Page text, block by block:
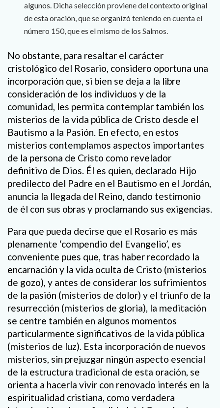
algunos. Dicha selección proviene del contexto original
de esta oración, que se organizó teniendo en cuenta el
número 150, que es el mismo de los Salmos.
No obstante, para resaltar el carácter
cristológico del Rosario, considero oportuna una
incorporación que, si bien se deja a la libre
consideración de los individuos y de la
comunidad, les permita contemplar también los
misterios de la vida pública de Cristo desde el
Bautismo a la Pasión. En efecto, en estos
misterios contemplamos aspectos importantes
de la persona de Cristo como revelador
definitivo de Dios. Él es quien, declarado Hijo
predilecto del Padre en el Bautismo en el Jordán,
anuncia la llegada del Reino, dando testimonio
de él con sus obras y proclamando sus exigencias.
Para que pueda decirse que el Rosario es más
plenamente ‘compendio del Evangelio’, es
conveniente pues que, tras haber recordado la
encarnación y la vida oculta de Cristo (misterios
de gozo), y antes de considerar los sufrimientos
de la pasión (misterios de dolor) y el triunfo de la
resurrección (misterios de gloria), la meditación
se centre también en algunos momentos
particularmente significativos de la vida pública
(misterios de luz). Esta incorporación de nuevos
misterios, sin prejuzgar ningún aspecto esencial
de la estructura tradicional de esta oración, se
orienta a hacerla vivir con renovado interés en la
espiritualidad cristiana, como verdadera